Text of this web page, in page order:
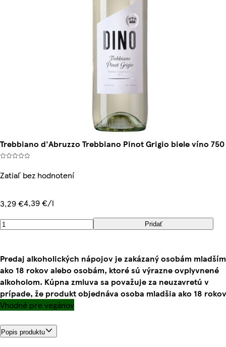
Trebbiano d'Abruzzo Trebbiano Pinot Grigio biele víno
Zatiaľ bez hodnotení
3,29 €4,39 €/l
Pridať
Predaj alkoholických nápojov je zakázaný osobám mladším
ako 18 rokov alebo osobám, ktoré sú výrazne ovplyvnené
alkoholom. Kúpna zmluva sa považuje za neuzavretú v
prípade, že produkt objednáva osoba mladšia ako 18
Vhodné pre vegánov
Popis produktu